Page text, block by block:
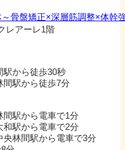
骨盤矯正×深層筋調整×体幹
レアーレ1階
駅から徒歩30秒
間駅から徒歩7分
間駅から電車で1分
和駅から電車で2分
央林間駅から電車で3分